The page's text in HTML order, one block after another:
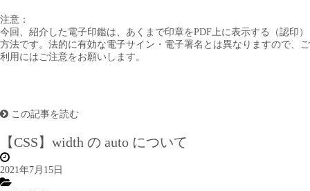
注意：
今回、紹介した電子印鑑は、あくまで印章をPDF上に表示する（認印）
方法です。法的に有効な電子サイン・電子署名とは異なりますので、ご
利用にはご注意をお願いします。
この記事を読む
【CSS】width の auto について
2021年7月15日